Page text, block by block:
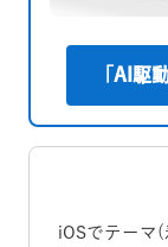
「AI駆
iOSでテーマ